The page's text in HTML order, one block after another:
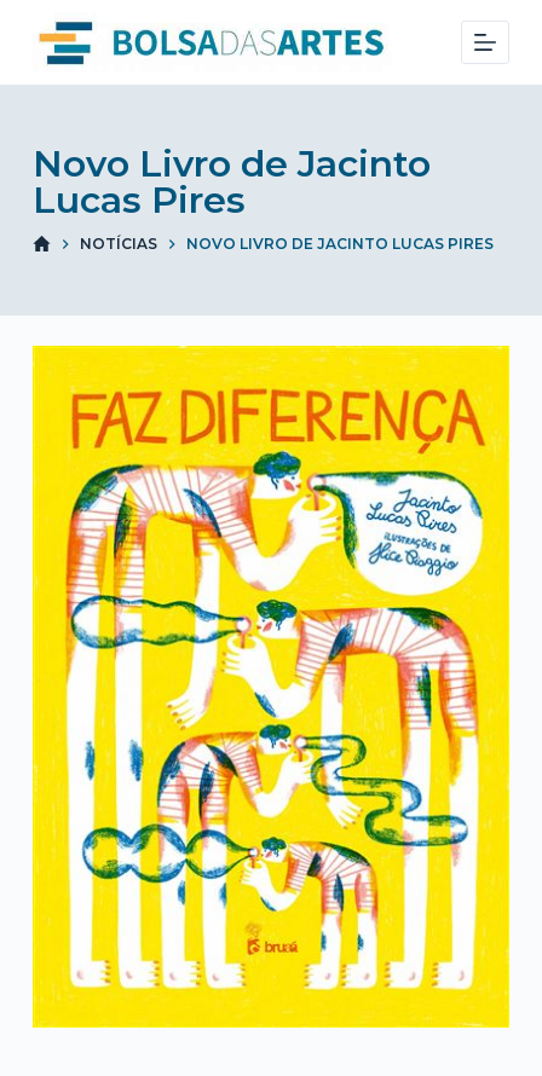
i
o
t
e
n
Novo Livro de Jacinto
Lucas Pires
NOTÍCIAS NOVO LIVRO DE JACINTO LUCAS PIRES